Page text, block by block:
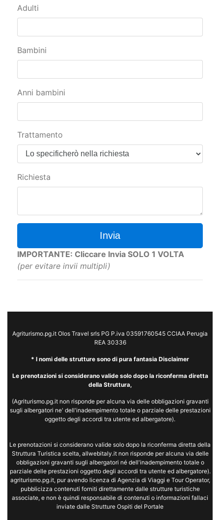
Adulti
Bambini
Anni bambini
Trattamento
Richiesta
Invia
IMPORTANTE: Cliccare Invia SOLO 1 VOLTA
(per evitare invii multipli)
Agriturismo.pg.it Olos Travel srls PG P.iva 03591760545 CCIAA Perugia
REA 30336
* I nomi delle strutture sono di pura fantasia Disclaimer
Le prenotazioni si considerano valide solo dopo la riconferma diretta
della Struttura,
(Agriturismo.pg.it non risponde per alcuna via delle obbligazioni gravanti
sugli albergatori ne' dell'inadempimento totale o parziale delle prestazioni
oggetto degli accordi tra utente ed albergatore).
Le prenotazioni si considerano valide solo dopo la riconferma diretta della
Struttura Turistica scelta, allwebitaly.it non risponde per alcuna via delle
obbligazioni gravanti sugli albergatori né dell'inadempimento totale o
parziale delle prestazioni oggetto degli accordi tra utente ed albergatore).
agriturismo.pg.it, pur avendo licenza di Agenzia di Viaggi e Tour Operator,
pubblicizza contenuti forniti direttamente dalle strutture turistiche
associate, e non è quindi responsabile di contenuti o informazioni fallaci
inviate dalle Strutture Ospiti del Portale